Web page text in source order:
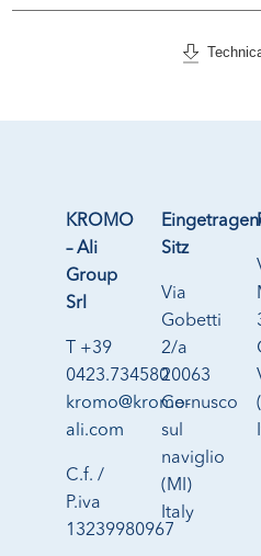
KROMO
– Ali
Group
Srl
T +39
0423.734580
kromo@kromo-
ali.com
C.f. /
P.iva
13239980967
Sitz
Via
Gobetti
2/a
20063
Cernusco
sul
naviglio
(MI)
Italy